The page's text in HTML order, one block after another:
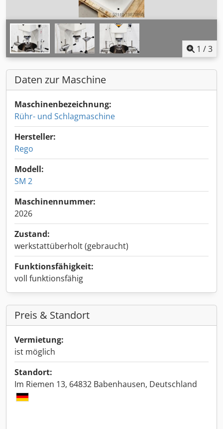
1 /3
Daten zur Maschine
Maschinenbezeichnung:
Rühr- und Schlagmaschine
Hersteller:
Rego
Modell:
SM 2
Maschinennummer:
2026
Zustand:
werkstattüberholt (gebraucht)
Funktionsfähigkeit:
voll funktionsfähig
Preis & Standort
Vermietung:
ist möglich
Standort:
Im Riemen 13, 64832 Babenhausen, Deutschland